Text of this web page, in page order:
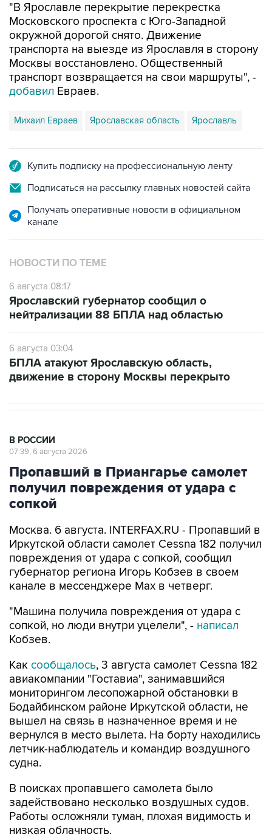
"В Ярославле перекрытие перекрестка
Московского проспекта с Юго-Западной
окружной дорогой снято. Движение
транспорта на выезде из Ярославля в сторону
Москвы восстановлено. Общественный
транспорт возвращается на свои маршруты", -
добавил Евраев.
Михаил Евраев Ярославская область Ярославль
Купить подписку на профессиональную ленту
Подписаться на рассылку главных новостей сайта
Получать оперативные новости в официальном
канале
НОВОСТИ ПО ТЕМЕ
6 августа 08:17
Ярославский губернатор сообщил о
нейтрализации 88 БПЛА над областью
6 августа 03:04
БПЛА атакуют Ярославскую область,
движение в сторону Москвы перекрыто
В РОССИИ
07:39, 6 августа 2026
Пропавший в Приангарье самолет
получил повреждения от удара с
сопкой
Москва. 6 августа. INTERFAX.RU - Пропавший в
Иркутской области самолет Cessna 182 получил
повреждения от удара с сопкой, сообщил
губернатор региона Игорь Кобзев в своем
канале в мессенджере Мах в четверг.
"Машина получила повреждения от удара с
сопкой, но люди внутри уцелели", - написал
Кобзев.
Как сообщалось, 3 августа самолет Cessna 182
авиакомпании "Гоставиа", занимавшийся
мониторингом лесопожарной обстановки в
Бодайбинском районе Иркутской области, не
вышел на связь в назначенное время и не
вернулся в место вылета. На борту находились
летчик-наблюдатель и командир воздушного
судна.
В поисках пропавшего самолета было
задействовано несколько воздушных судов.
Работы осложняли туман, плохая видимость и
низкая облачность.